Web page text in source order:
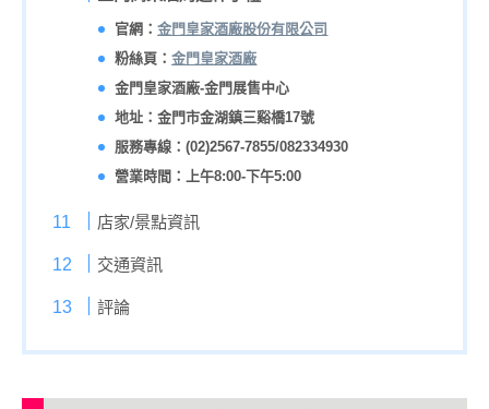
官網：金門皇家酒廠股份有限公司
粉絲頁：金門皇家酒廠
金門皇家酒廠-金門展售中心
地址：金門市金湖鎮三谿橋17號
服務專線：(02)2567-7855/082334930
營業時間：上午8:00-下午5:00
店家/景點資訊
交通資訊
評論